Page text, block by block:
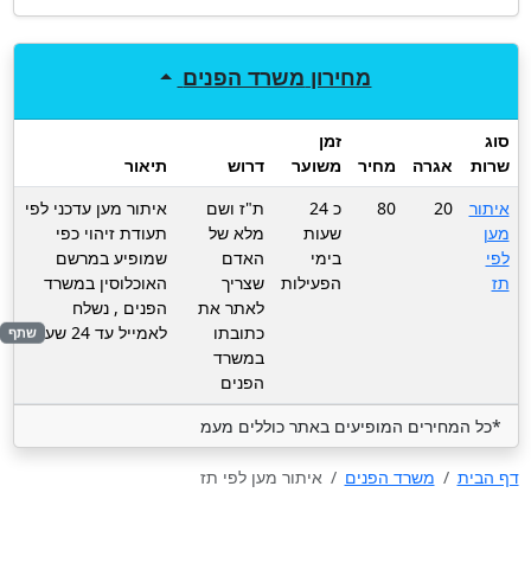
מחירון משרד הפנים
סוג
שרות
אגרה מחיר
זמן
משוער
דרוש
תיאור
איתור
מען
לפי
תז
20
80
כ 24
שעות
בימי
הפעילות
ת"ז ושם
מלא של
האדם
שצריך
לאתר את
כתובתו
במשרד
הפנים
איתור מען עדכני לפי
תעודת זיהוי כפי
שמופיע במרשם
האוכלוסין במשרד
הפנים , נשלח
לאמייל עד 24 שעות
*כל המחירים המופיעים באתר כוללים מעמ
דף הבית משרד הפנים איתור מען לפי תז
שתף